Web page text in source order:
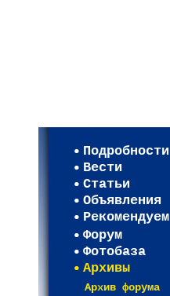
Подробности
Вести
Статьи
Объявления
Рекомендуем
Форум
Фотобаза
Архивы
Архив форума